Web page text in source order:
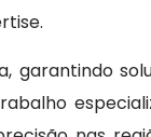
garantindo